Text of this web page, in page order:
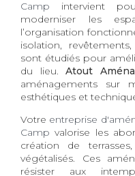
Camp intervient
moderniser les
l’organisation
isolation,
sont étudiés pour
du lieu. Atout
aménagements sur
esthétiques et
Votre entreprise
Camp valorise les
création de
végétalisés. Ces
résister aux